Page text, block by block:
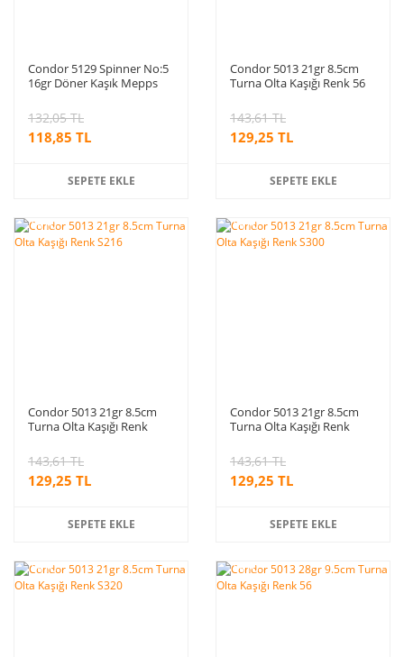
Condor 5129 Spinner No:5
16gr Döner Kaşık Mepps
118,85 TL
132,05 TL
SEPETE EKLE
Condor 5013 21gr 8.5cm
Turna Olta Kaşığı Renk 56
129,25 TL
143,61 TL
SEPETE EKLE
%10
Condor 5013 21gr 8.5cm
Turna Olta Kaşığı Renk
129,25 TL
143,61 TL
SEPETE EKLE
%10
Condor 5013 21gr 8.5cm
Turna Olta Kaşığı Renk
129,25 TL
143,61 TL
SEPETE EKLE
%10 %10